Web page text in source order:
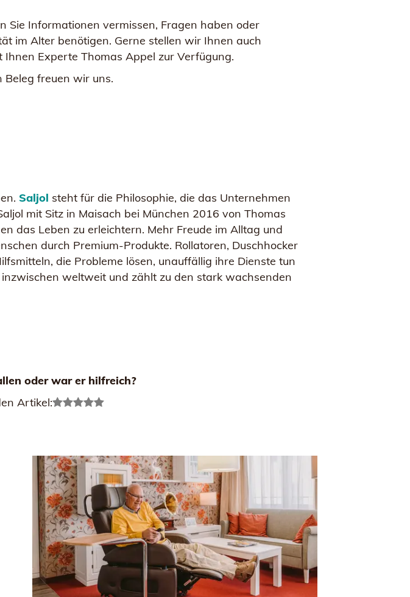
Sie Informationen vermissen, Fragen haben oder
im Alter benötigen. Gerne stellen wir Ihnen auch
Experte Thomas Appel zur Verfügung.
Beleg freuen wir uns.
Saljol steht für die Philosophie, die das Unternehmen
mit Sitz in Maisach bei München 2016 von Thomas
das Leben zu erleichtern. Mehr Freude im Alltag und
durch Premium-Produkte. Rollatoren, Duschhocker
die Probleme lösen, unauffällig ihre Dienste tun
weltweit und zählt zu den stark wachsenden
oder war er hilfreich?
Artikel: